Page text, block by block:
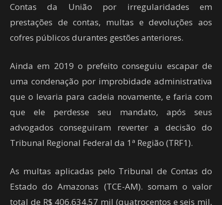
Contas da União por irregularidades em
prestações de contas, multas e devoluções aos
cofres públicos durantes gestões anteriores.
Ainda em 2019 o prefeito conseguiu escapar de
uma condenação por improbidade administrativa
que o levaria para cadeia novamente, e faria com
que ele perdesse seu mandato, após seus
advogados conseguiram reverter a decisão do
Tribunal Regional Federal da 1ª Região (TRF1).
As multas aplicadas pelo Tribunal de Contas do
Estado do Amazonas (TCE-AM). somam o valor
total de R$ 406.634,57 mil (quatrocentos e seis mil,